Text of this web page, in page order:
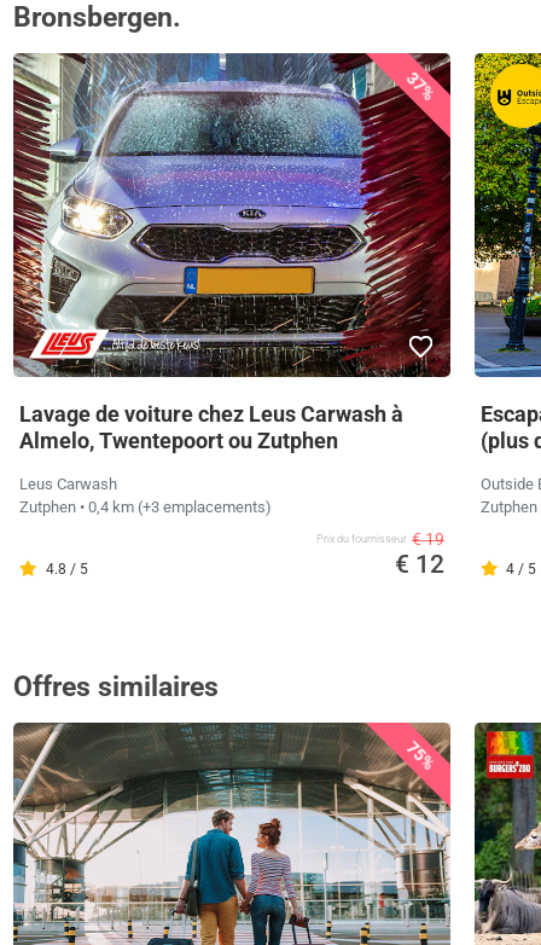
Bronsbergen.
37%
Lavage de voiture chez Leus Carwash à
Almelo, Twentepoort ou Zutphen
Leus Carwash
Zutphen • 0,4 km (+3 emplacements)
4.8 / 5
Prix ​​du fournisseur € 19
€ 12
(plus
Outside
Zutphen
4 / 5
Offres similaires
75%